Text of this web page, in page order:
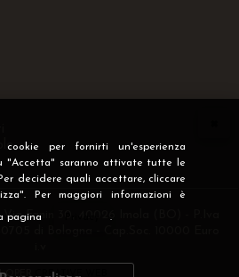
per fornirti un'esperienza
"Accetta" saranno attivate tutte le
decidere quali accettare, cliccare
Per maggiori informazioni è
pagina .
Fanin 30, 40026 Imola (BO) - P.Iva
CREATIVE WEB